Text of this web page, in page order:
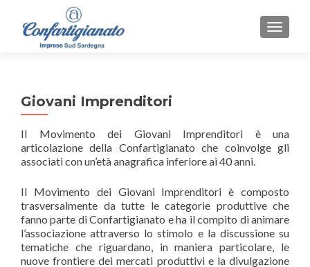
Giovani Imprenditori
Il Movimento dei Giovani Imprenditori è una
articolazione della Confartigianato che coinvolge gli
associati con un’età anagrafica inferiore ai 40 anni.
Il Movimento dei Giovani Imprenditori è composto
trasversalmente da tutte le categorie produttive che
fanno parte di Confartigianato e ha il compito di animare
l’associazione attraverso lo stimolo e la discussione su
tematiche che riguardano, in maniera particolare, le
nuove frontiere dei mercati produttivi e la divulgazione